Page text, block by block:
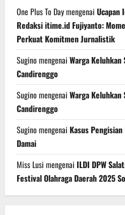
One Plus To Daymengenai Ucapan
Redaksi itime.id Fujiyanto:
Perkuat Komitmen Jurnalistik
Sugino mengenai Warga Keluhkan
Candirenggo
Sugino mengenai Warga Keluhkan
Candirenggo
Sugino mengenai Kasus
Damai
Miss Lusi mengenai ILDI DPW
Festival Olahraga Daerah 2025